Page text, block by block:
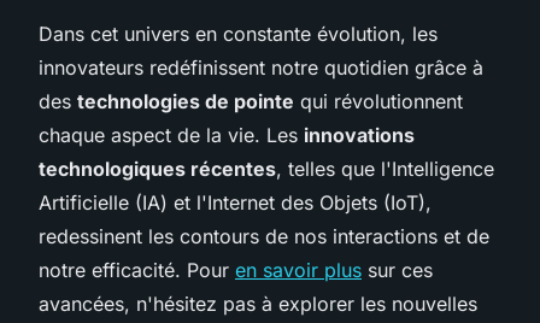
Dans cet univers en constante évolution, les
innovateurs redéfinissent notre quotidien grâce à
des technologies de pointe qui révolutionnent
chaque aspect de la vie. Les innovations
technologiques récentes, telles que l'Intelligence
Artificielle (IA) et l'Internet des Objets (IoT),
redessinent les contours de nos interactions et de
notre efficacité. Pour en savoir plus sur ces
avancées, n'hésitez pas à explorer les nouvelles